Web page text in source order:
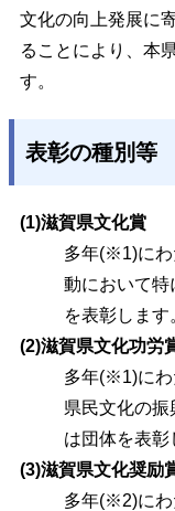
文化の向上発展に
ることにより、本
す。
表彰の種別等
(1)滋賀県文化賞
多年(※1)にわ
動において特
を表彰します
(2)滋賀県文化功労
多年(※1)にわ
県民文化の振
は団体を表彰
(3)滋賀県文化奨励
多年(※2)にわ